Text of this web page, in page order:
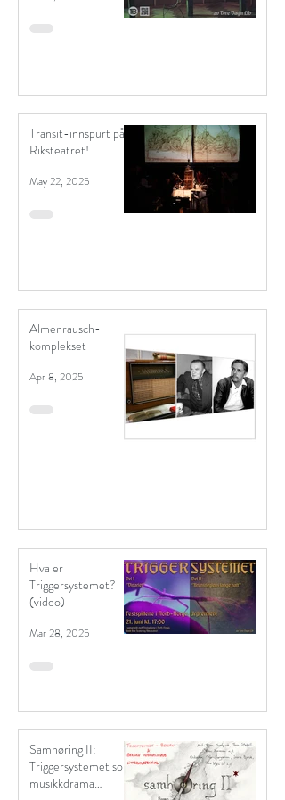
Transit-innspurt på
Riksteatret!
May 22, 2025
Almenrausch-
komplekset
Apr 8, 2025
Hva er
Triggersystemet?
(video)
Mar 28, 2025
Samhøring II:
Triggersystemet som
musikkdrama